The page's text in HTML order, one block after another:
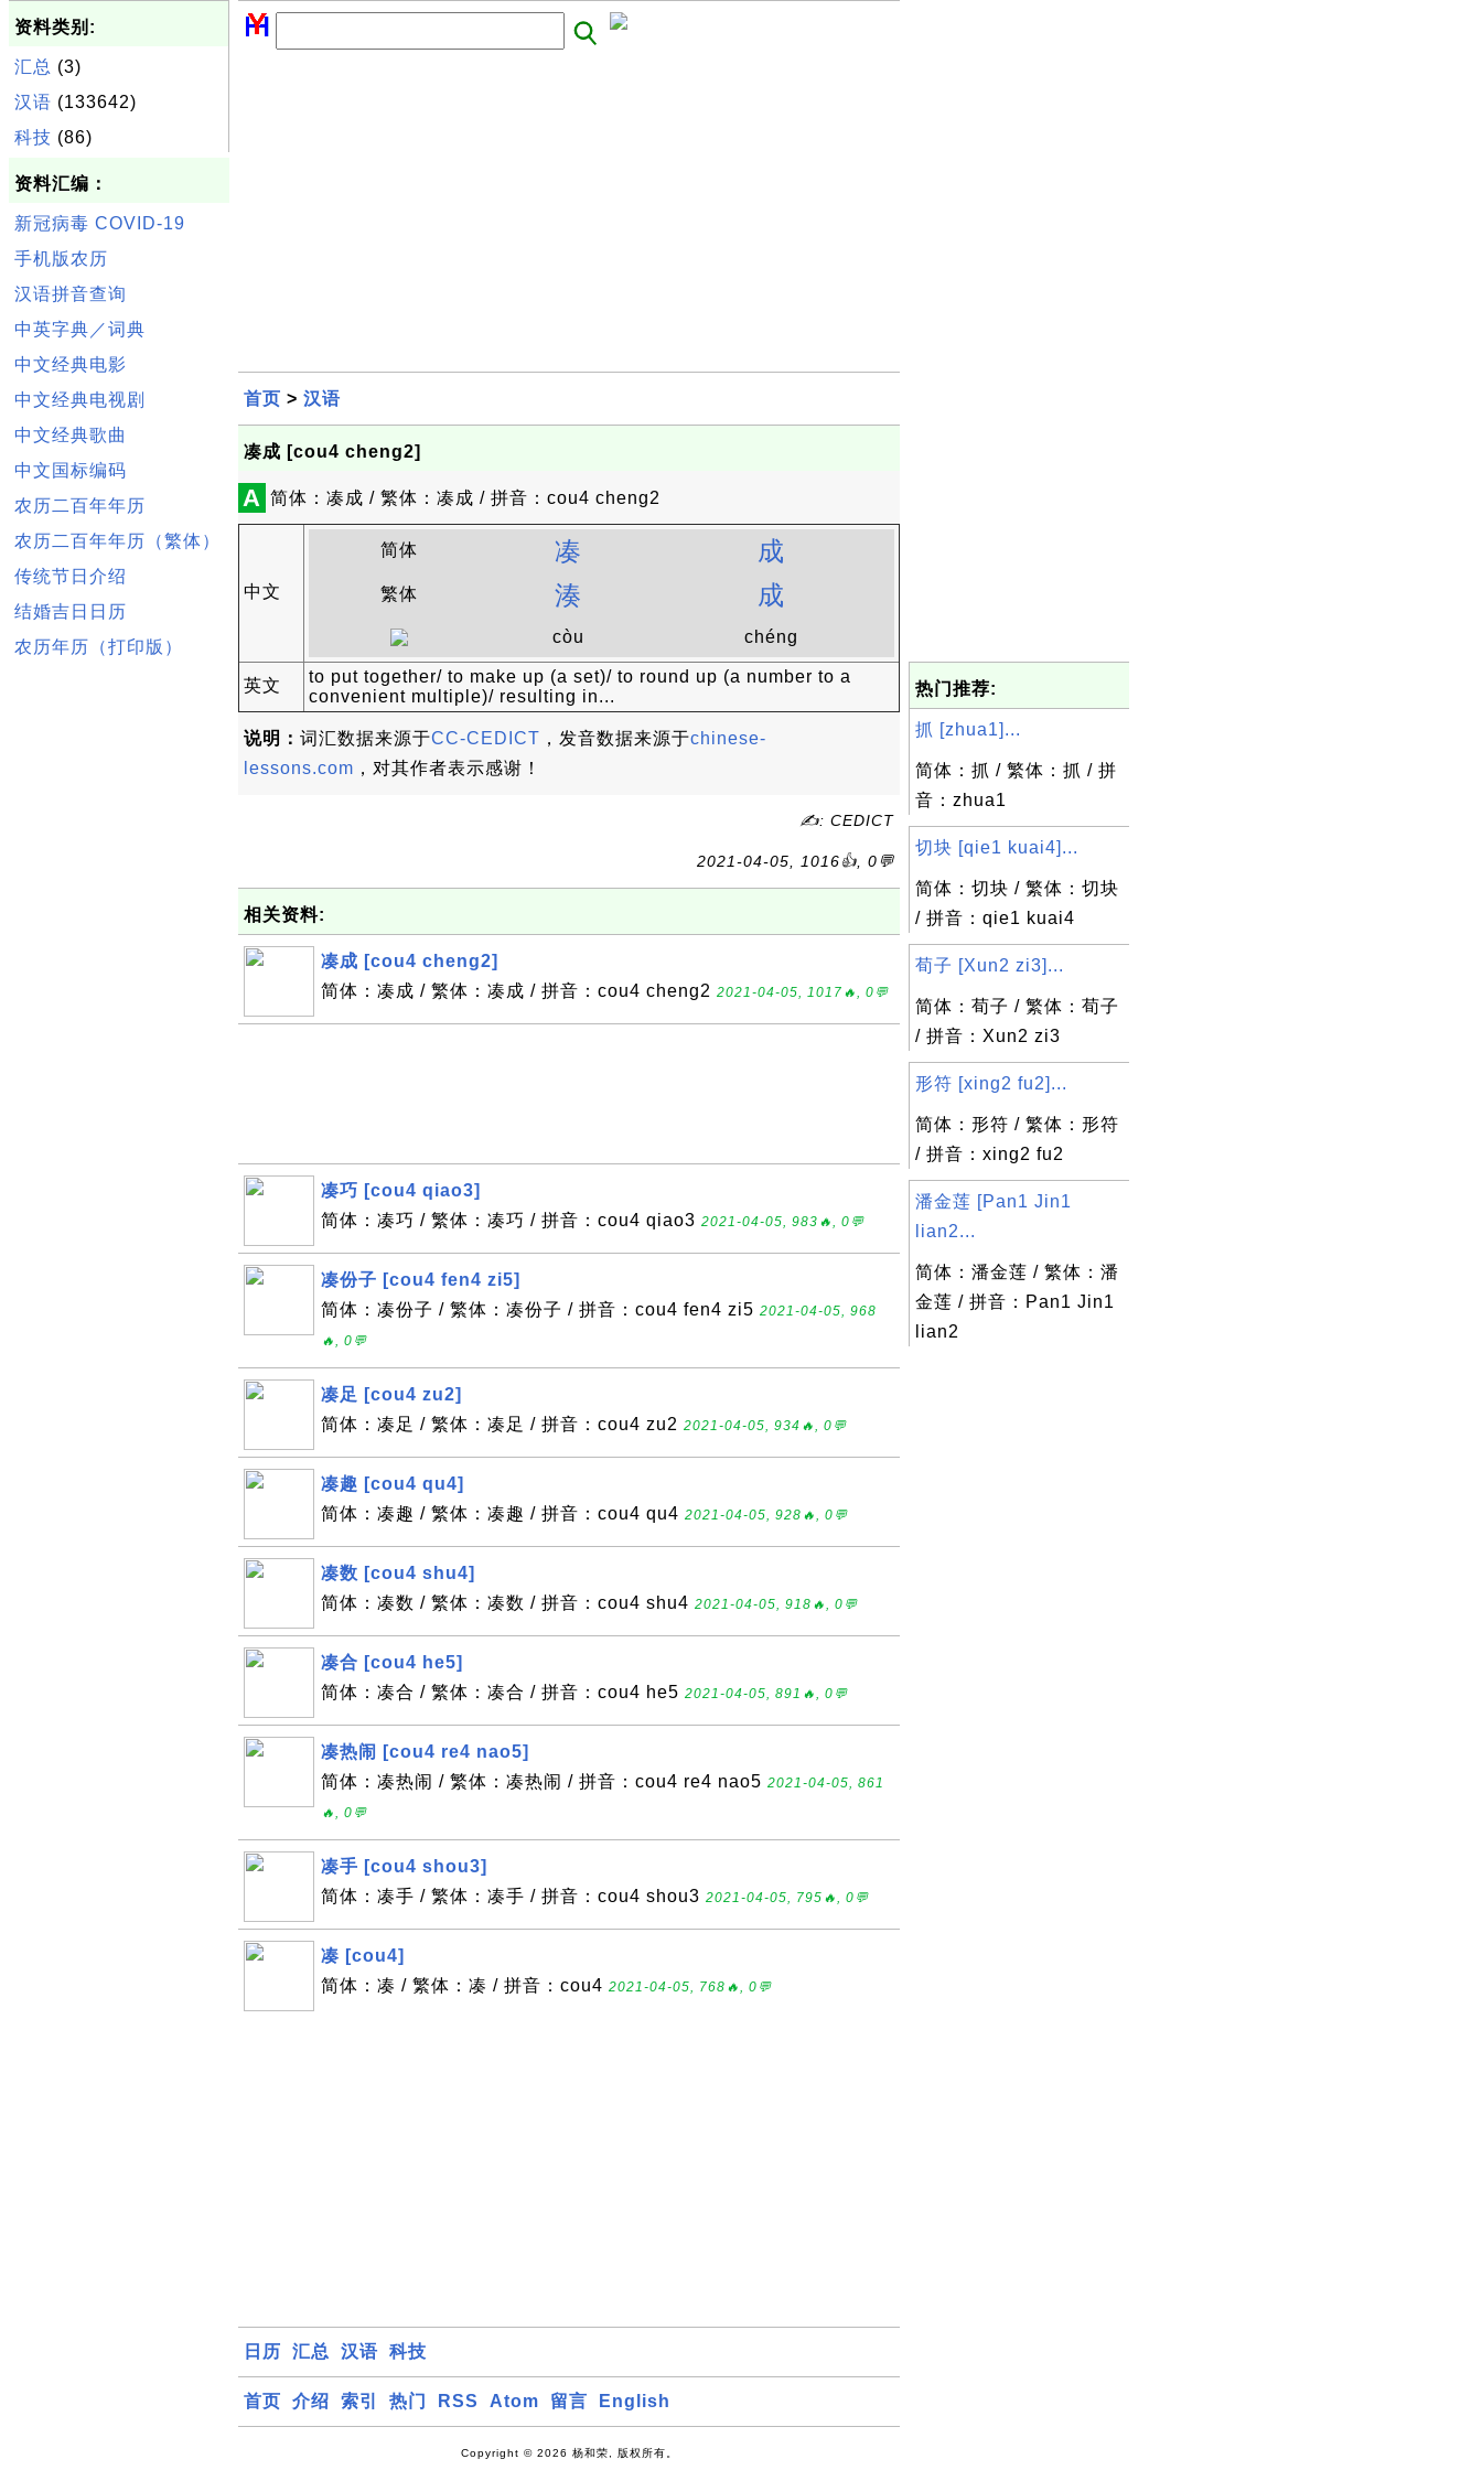
资料类别:
汇总 (3)
汉语 (133642)
科技 (86)
资料汇编：
新冠病毒 COVID-19
手机版农历
汉语拼音查询
中英字典／词典
中文经典电影
中文经典电视剧
中文经典歌曲
中文国标编码
农历二百年年历
农历二百年年历（繁体）
传统节日介绍
结婚吉日日历
农历年历（打印版）
首页 > 汉语
凑成 [cou4 cheng2]
A 简体：凑成 / 繁体：凑成 / 拼音：cou4 cheng2
中文
简体 凑 成
繁体 湊 成
còu chéng
英文
to put together/ to make up (a set)/ to round up (a number to a
convenient multiple)/ resulting in...
说明： 词汇数据来源于CC-CEDICT ，发音数据来源于chinese-
lessons.com ，对其作者表示感谢！
✍: CEDICT
2021-04-05, 1016👍, 0💬
相关资料:
凑成 [cou4 cheng2]
简体：凑成 / 繁体：凑成 / 拼音：cou4 cheng2 2021-04-05, 1017🔥, 0💬
凑巧 [cou4 qiao3]
简体：凑巧 / 繁体：凑巧 / 拼音：cou4 qiao3 2021-04-05, 983🔥, 0💬
凑份子 [cou4 fen4 zi5]
简体：凑份子 / 繁体：凑份子 / 拼音：cou4 fen4 zi5 2021-04-05, 968
🔥, 0💬
凑足 [cou4 zu2]
简体：凑足 / 繁体：凑足 / 拼音：cou4 zu2 2021-04-05, 934🔥, 0💬
凑趣 [cou4 qu4]
简体：凑趣 / 繁体：凑趣 / 拼音：cou4 qu4 2021-04-05, 928🔥, 0💬
凑数 [cou4 shu4]
简体：凑数 / 繁体：凑数 / 拼音：cou4 shu4 2021-04-05, 918🔥, 0💬
凑合 [cou4 he5]
简体：凑合 / 繁体：凑合 / 拼音：cou4 he5 2021-04-05, 891🔥, 0💬
凑热闹 [cou4 re4 nao5]
简体：凑热闹 / 繁体：凑热闹 / 拼音：cou4 re4 nao5 2021-04-05, 861
🔥, 0💬
凑手 [cou4 shou3]
简体：凑手 / 繁体：凑手 / 拼音：cou4 shou3 2021-04-05, 795🔥, 0💬
凑 [cou4]
简体：凑 / 繁体：凑 / 拼音：cou4 2021-04-05, 768🔥, 0💬
日历 汇总 汉语 科技
首页 介绍 索引 热门 RSS Atom 留言 English
Copyright © 2026 杨和荣, 版权所有。
热门推荐:
抓 [zhua1]...
简体：抓 / 繁体：抓 / 拼
音：zhua1
切块 [qie1 kuai4]...
简体：切块 / 繁体：切块
/ 拼音：qie1 kuai4
荀子 [Xun2 zi3]...
简体：荀子 / 繁体：荀子
/ 拼音：Xun2 zi3
形符 [xing2 fu2]...
简体：形符 / 繁体：形符
/ 拼音：xing2 fu2
潘金莲 [Pan1 Jin1
lian2...
简体：潘金莲 / 繁体：潘
金莲 / 拼音：Pan1 Jin1
lian2